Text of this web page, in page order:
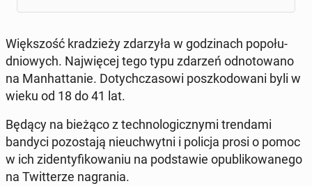
Więk­szość kra­dzie­ży zda­rzy­ła w go­dzi­nach po­po­łu­
dnio­wych. Naj­wię­cej tego typu zdarzeń od­no­to­wa­no
na Man­hat­ta­nie. Do­tych­cza­so­wi po­szko­do­wa­ni byli w
wieku od 18 do 41 lat.
Będący na bieżąco z tech­no­lo­gicz­ny­mi tren­da­mi
bandyci po­zo­sta­ją nie­uchwyt­ni i policja prosi o pomoc
w ich zi­den­ty­fi­ko­wa­niu na pod­sta­wie opu­bli­ko­wa­ne­go
na Twit­te­rze na­gra­nia.